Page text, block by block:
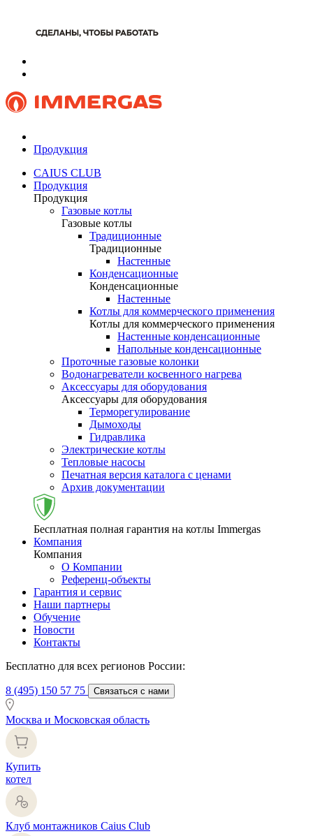
Продукция
CAIUS CLUB
Продукция
Продукция
Газовые котлы
Газовые котлы
Традиционные
Традиционные
Настенные
Конденсационные
Конденсационные
Настенные
Котлы для коммерческого применения
Котлы для коммерческого применения
Настенные конденсационные
Напольные конденсационные
Проточные газовые колонки
Водонагреватели косвенного нагрева
Аксессуары для оборудования
Аксессуары для оборудования
Терморегулирование
Дымоходы
Гидравлика
Электрические котлы
Тепловые насосы
Печатная версия каталога с ценами
Архив документации
Бесплатная полная гарантия на котлы Immergas
Компания
Компания
О Компании
Референц-объекты
Гарантия и сервис
Наши партнеры
Обучение
Новости
Контакты
Бесплатно для всех регионов России:
8 (495) 150 57 75 Связаться с нами
Москва и Московская область
Купить
котел
Клуб монтажников Caius Club